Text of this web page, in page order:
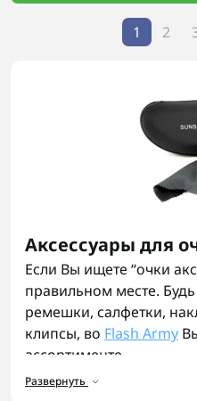
1 2
Аксессуары для
Если Вы ищете “очки
правильном месте.
ремешки, салфетки,
клипсы, во Flash Army
ассортименте.
Футляры и чехлы для
Развернуть